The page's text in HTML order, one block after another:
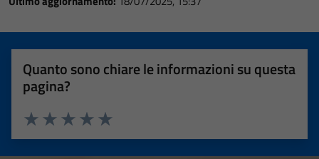
Quanto sono chiare le informazioni su questa
pagina?
Valuta 5 stelle su 5
Valuta 4 stelle su 5
Valuta 3 stelle su 5
Valuta 2 stelle su 5
Valuta 1 stelle su 5